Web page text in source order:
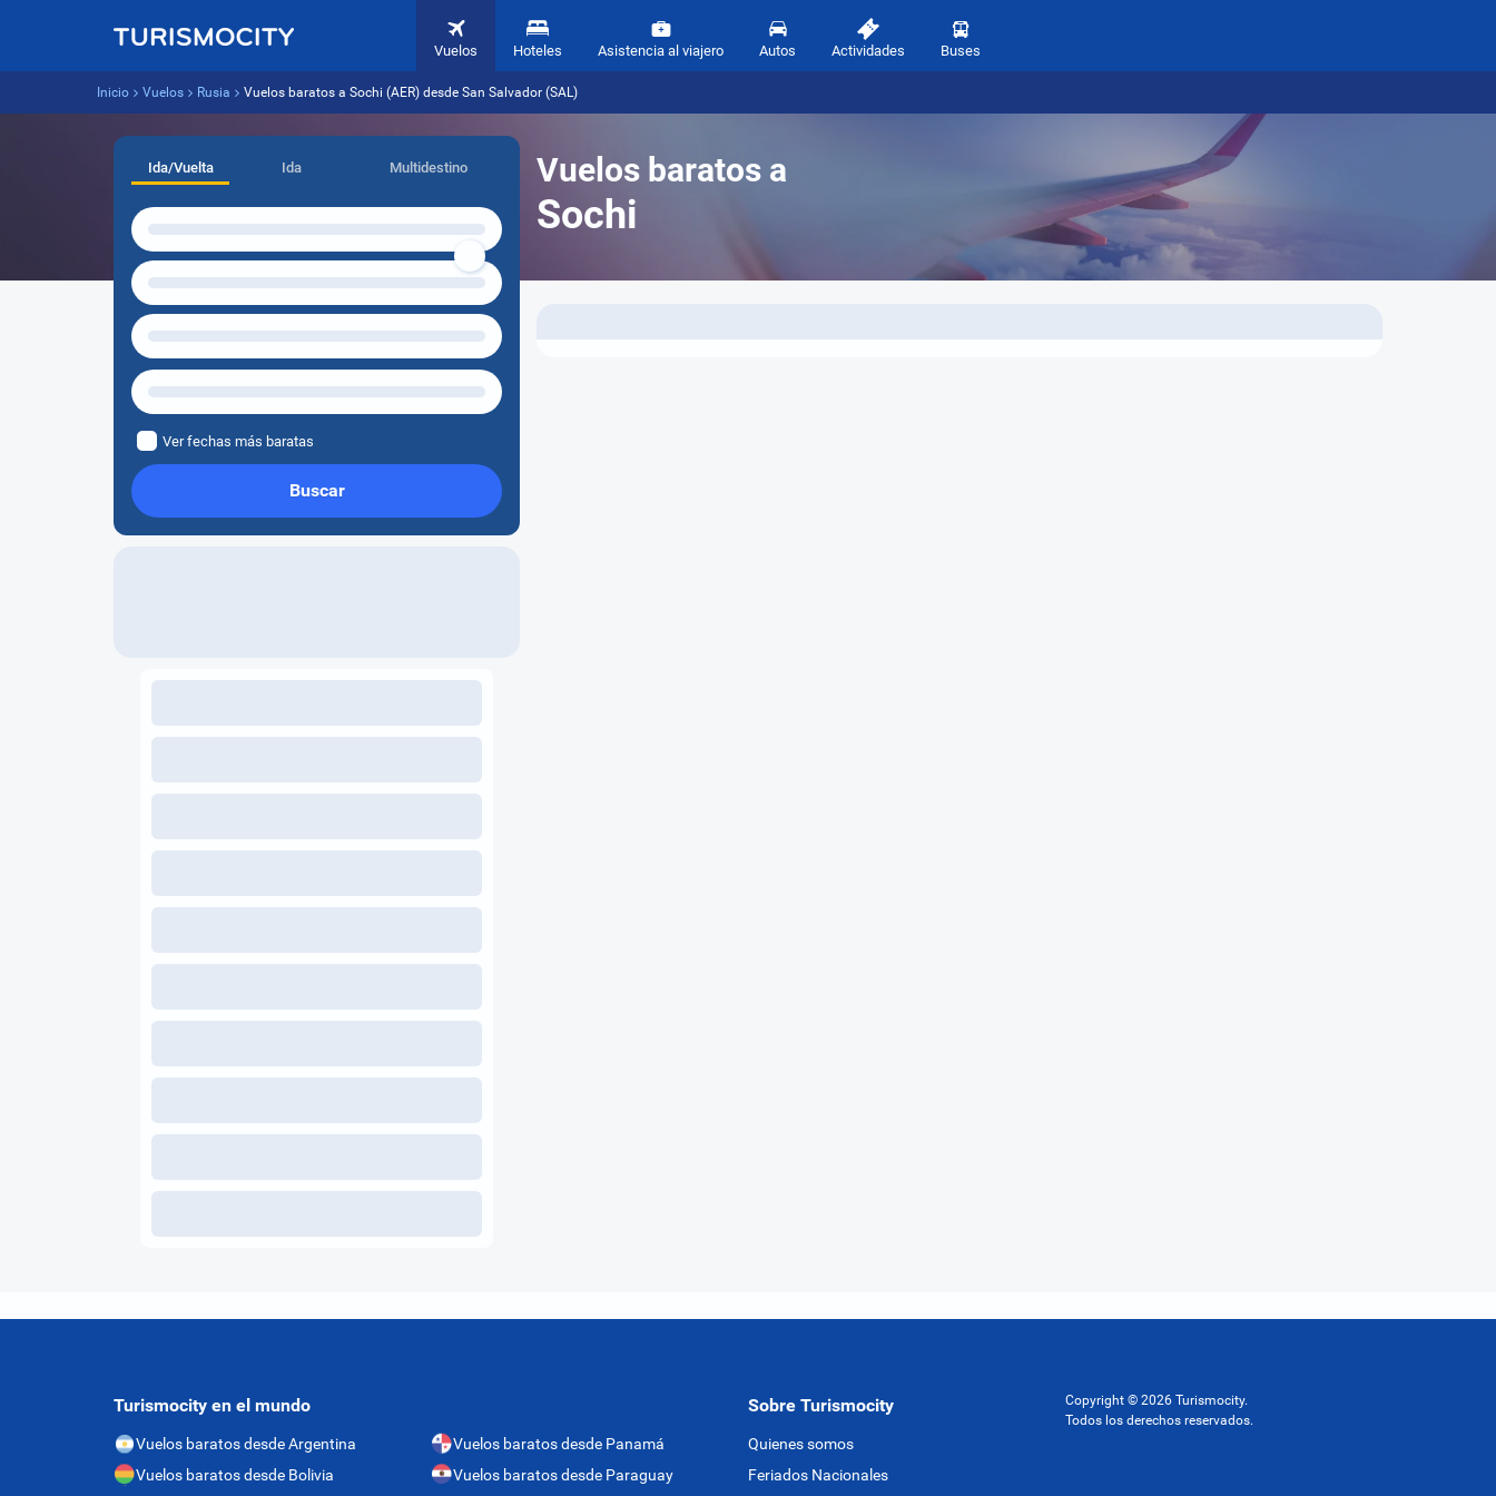
Vuelos Hoteles Asistencia al viajero Autos Actividades Buses
Inicio Vuelos Rusia Vuelos baratos a Sochi (AER) desde San Salvador (SAL)
Vuelos baratos a
Sochi
Ida/Vuelta Ida Multidestino
Ver fechas más baratas
Buscar
Turismocity en el mundo
Vuelos baratos desde Argentina
Vuelos baratos desde Bolivia
Vuelos baratos desde Panamá
Vuelos baratos desde Paraguay
Sobre Turismocity
Quienes somos
Feriados Nacionales
Copyright © 2026 Turismocity.
Todos los derechos reservados.